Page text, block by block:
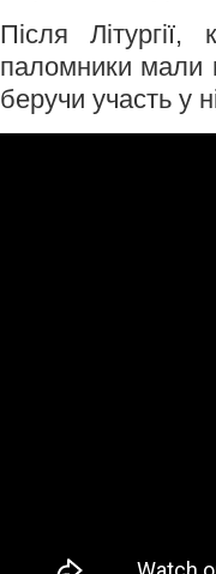
Після
паломники мали
беручи участь у